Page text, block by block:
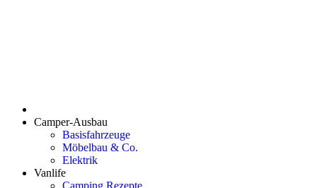
Camper-Ausbau
Basisfahrzeuge
Möbelbau & Co.
Elektrik
Vanlife
Camping Rezepte